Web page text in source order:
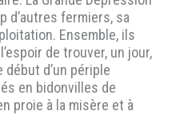
d’autres fermiers, sa
Ensemble, ils
de trouver, un jour,
début d’un périple
en bidonvilles de
proie à la misère et à